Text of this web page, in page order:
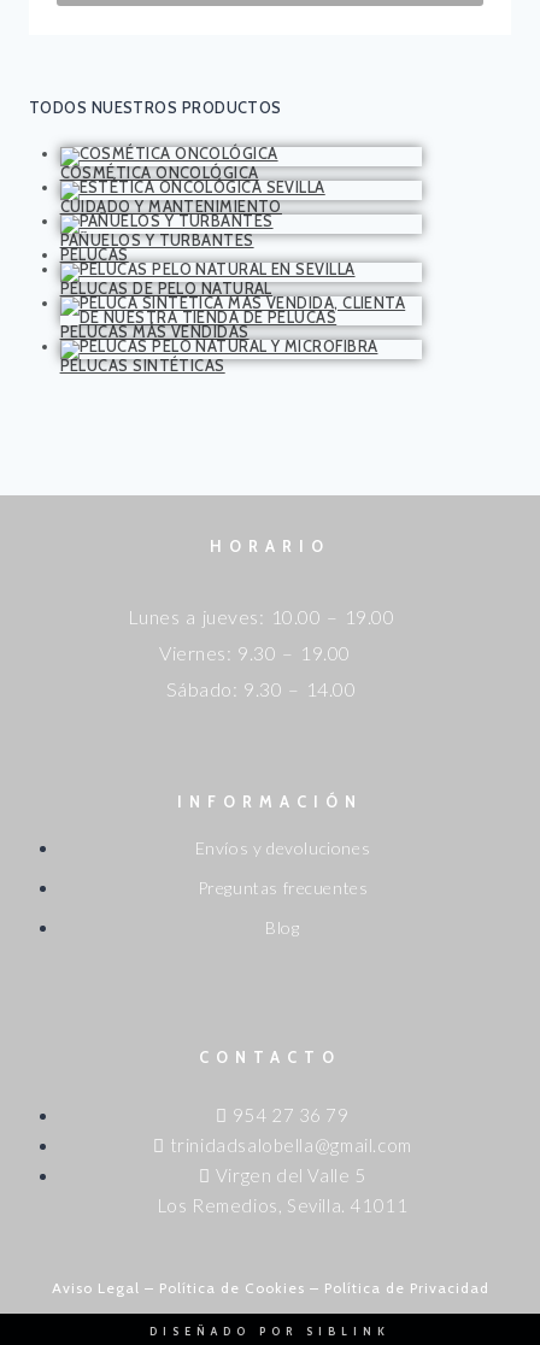
TODOS NUESTROS PRODUCTOS
COSMÉTICA ONCOLÓGICA
CUIDADO Y MANTENIMIENTO
PAÑUELOS Y TURBANTES
PELUCAS
PELUCAS DE PELO NATURAL
PELUCAS MÁS VENDIDAS
PELUCAS SINTÉTICAS
HORARIO
Lunes a jueves: 10.00 – 19.00
Viernes: 9.30 – 19.00
Sábado: 9.30 – 14.00
INFORMACIÓN
Envíos y devoluciones
Preguntas frecuentes
Blog
CONTACTO
954 27 36 79
trinidadsalobella@gmail.com
Virgen del Valle 5
Los Remedios, Sevilla. 41011
Aviso Legal – Política de Cookies – Política de Privacidad
DISEÑADO POR SIBLINK